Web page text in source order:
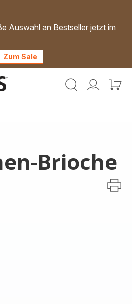
Auswahl an Bestseller jetzt im
Zum Sale
Mein
Mein
Brioche